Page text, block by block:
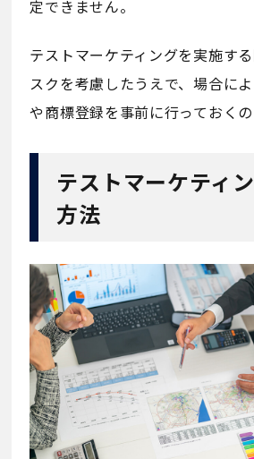
定できません。
テストマーケティングを実施す
スクを考慮したうえで、場合に
や商標登録を事前に行っておくの
テストマーケティ
方法